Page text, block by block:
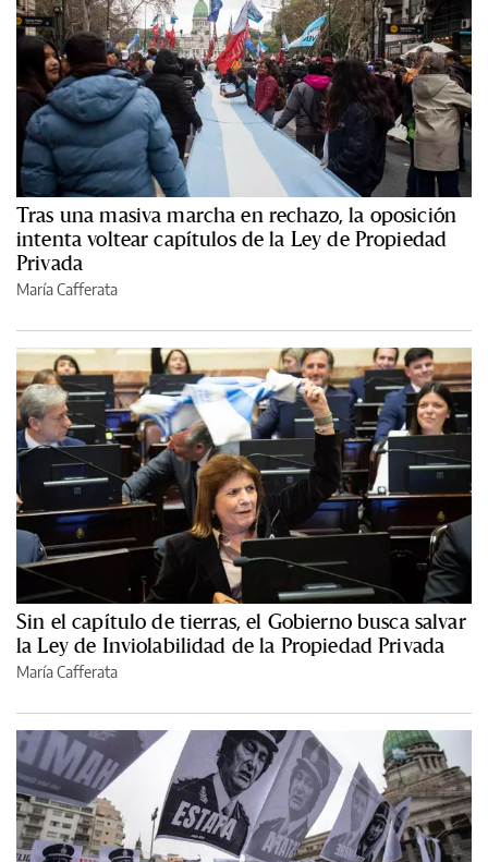
Tras una masiva marcha en rechazo, la oposición
intenta voltear capítulos de la Ley de Propiedad
Privada
María Cafferata
Sin el capítulo de tierras, el Gobierno busca salvar
la Ley de Inviolabilidad de la Propiedad Privada
María Cafferata